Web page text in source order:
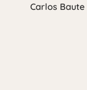
Carlos Baute